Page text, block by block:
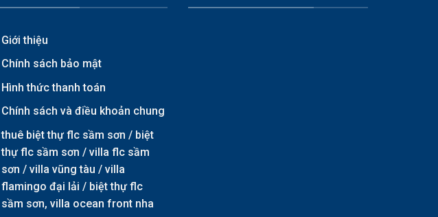
Giới thiệu
Chính sách bảo mật
Hình thức thanh toán
Chính sách và điều khoản chung
thuê biệt thự flc sầm sơn / biệt
thự flc sầm sơn / villa flc sầm
sơn / villa vũng tàu / villa
flamingo đại lải / biệt thự flc
sầm sơn, villa ocean front nha